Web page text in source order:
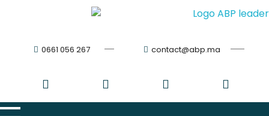
0661 056 267 contact@abp.ma